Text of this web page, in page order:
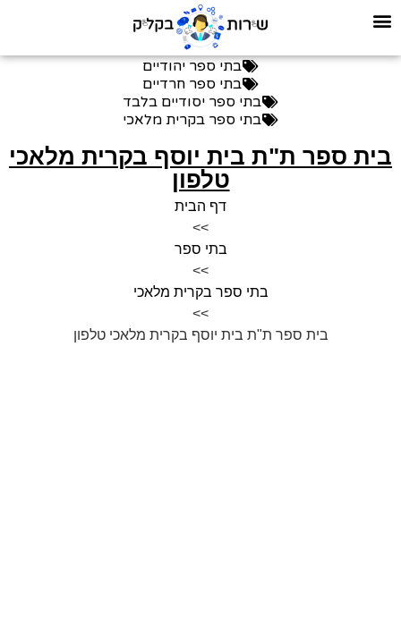
בתי ספר יהודיים
בתי ספר חרדיים
בתי ספר יסודיים בלבד
בתי ספר בקרית מלאכי
בית ספר ת"ת בית יוסף בקרית מלאכי
טלפון
דף הבית
>>
בתי ספר
>>
בתי ספר בקרית מלאכי
>>
בית ספר ת"ת בית יוסף בקרית מלאכי טלפון